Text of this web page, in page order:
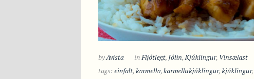
byAvista in Fljótlegt, Jólin,Kjúklingur, Vinsælast
tags: einfalt,karmella,karmellukjúklingur,kjúklingur,